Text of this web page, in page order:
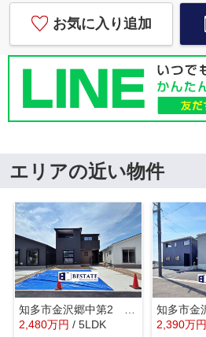
お気に入り追加
エリアの近い物件
2,480万円 / 5LDK
2,390万円